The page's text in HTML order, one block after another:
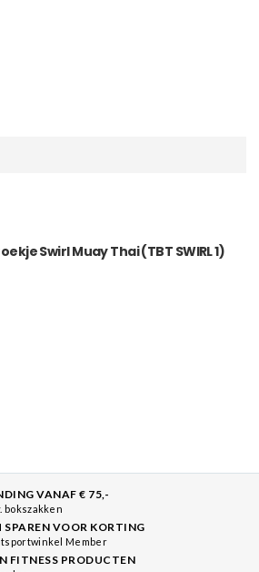
Swirl Muay Thai (TBT SWIRL 1)
VANAF € 75,-
bokszakken
VOOR KORTING
Member
FITNESS PRODUCTEN